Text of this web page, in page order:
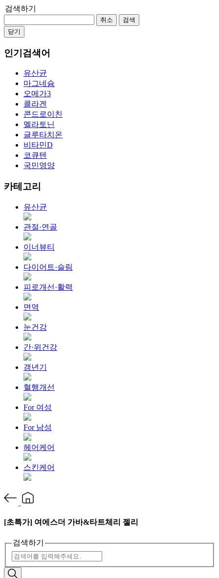
검색하기
취소
검색
닫기
인기검색어
유산균
마그네슘
오메가3
콜라겐
콘드로이친
멜라토닌
글루타치온
비타민D
코큐텐
국민영양
카테고리
유산균
관절·연골
이너뷰티
다이어트·슬림
피로개선·활력
면역
눈건강
간·위건강
갱년기
혈행개선
For 여성
For 남성
헤어케어
스킨케어
[초특가] 여에스더 가바&타트체리 젤리
검색하기